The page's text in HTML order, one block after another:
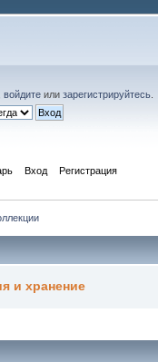
войдите или зарегистрируйтесь
Вход Регистрация
и хранение